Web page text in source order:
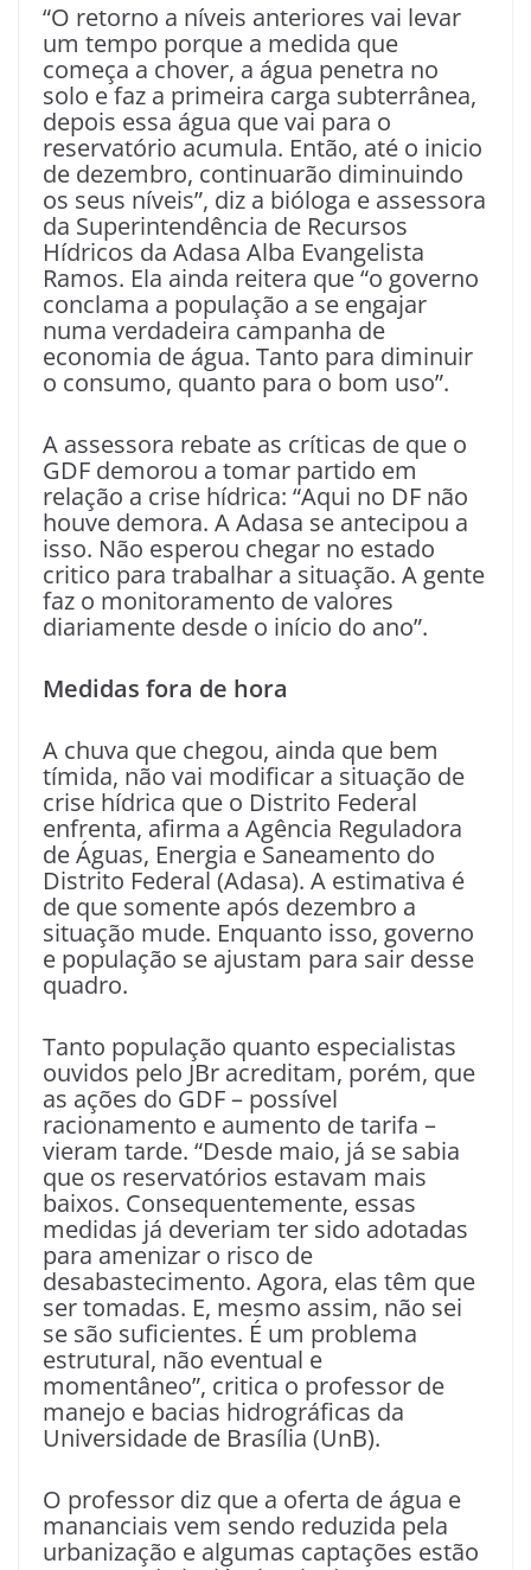
“O retorno a níveis anteriores vai levar
um tempo porque a medida que
começa a chover, a água penetra no
solo e faz a primeira carga subterrânea,
depois essa água que vai para o
reservatório acumula. Então, até o inicio
de dezembro, continuarão diminuindo
os seus níveis”, diz a bióloga e assessora
da Superintendência de Recursos
Hídricos da Adasa Alba Evangelista
Ramos. Ela ainda reitera que “o governo
conclama a população a se engajar
numa verdadeira campanha de
economia de água. Tanto para diminuir
o consumo, quanto para o bom uso”.
A assessora rebate as críticas de que o
GDF demorou a tomar partido em
relação a crise hídrica: “Aqui no DF não
houve demora. A Adasa se antecipou a
isso. Não esperou chegar no estado
critico para trabalhar a situação. A gente
faz o monitoramento de valores
diariamente desde o início do ano”.
Medidas fora de hora
A chuva que chegou, ainda que bem
tímida, não vai modificar a situação de
crise hídrica que o Distrito Federal
enfrenta, afirma a Agência Reguladora
de Águas, Energia e Saneamento do
Distrito Federal (Adasa). A estimativa é
de que somente após dezembro a
situação mude. Enquanto isso, governo
e população se ajustam para sair desse
quadro.
Tanto população quanto especialistas
ouvidos pelo JBr acreditam, porém, que
as ações do GDF – possível
racionamento e aumento de tarifa –
vieram tarde. “Desde maio, já se sabia
que os reservatórios estavam mais
baixos. Consequentemente, essas
medidas já deveriam ter sido adotadas
para amenizar o risco de
desabastecimento. Agora, elas têm que
ser tomadas. E, mesmo assim, não sei
se são suficientes. É um problema
estrutural, não eventual e
momentâneo”, critica o professor de
manejo e bacias hidrográficas da
Universidade de Brasília (UnB).
O professor diz que a oferta de água e
mananciais vem sendo reduzida pela
urbanização e algumas captações estão